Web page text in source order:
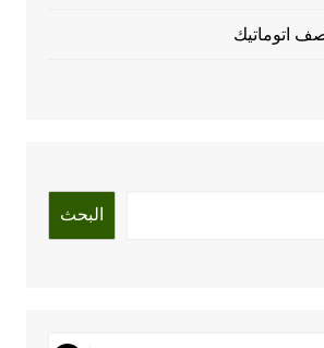
اتوماتيك
البحث